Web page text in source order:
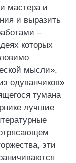
мастера и
и выразить
–
которых
мысли».
одуванчиков»
тумана
лучшие
эти